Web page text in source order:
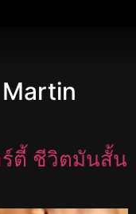
ตี้ ชีวิตมันสั้น